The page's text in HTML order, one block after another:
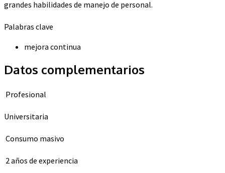
grandes habilidades de manejo de personal.
Palabras clave
mejora continua
Datos complementarios
Profesional
Universitaria
Consumo masivo
2 años de experiencia